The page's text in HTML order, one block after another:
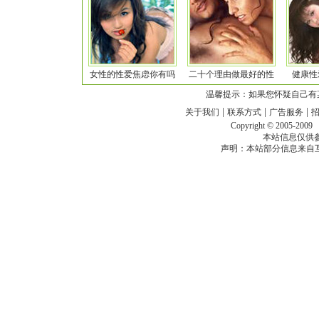
女性的性爱焦虑你有吗 二十个理由做最好的性
健康
温馨提示：如果您怀疑自己
关于我们
联系方式| 广告服务
Copyright © 2005-
本站信息仅供
声明：本站部分信息来自